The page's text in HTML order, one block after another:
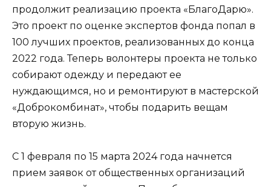
продолжит реализацию проекта «БлагоДарю».
Это проект по оценке экспертов фонда попал в
100 лучших проектов, реализованных до конца
2022 года. Теперь волонтеры проекта не только
собирают одежду и передают ее
нуждающимся, но и ремонтируют в мастерской
«Доброкомбинат», чтобы подарить вещам
вторую жизнь.
С 1 февраля по 15 марта 2024 года начнется
прием заявок от общественных организаций